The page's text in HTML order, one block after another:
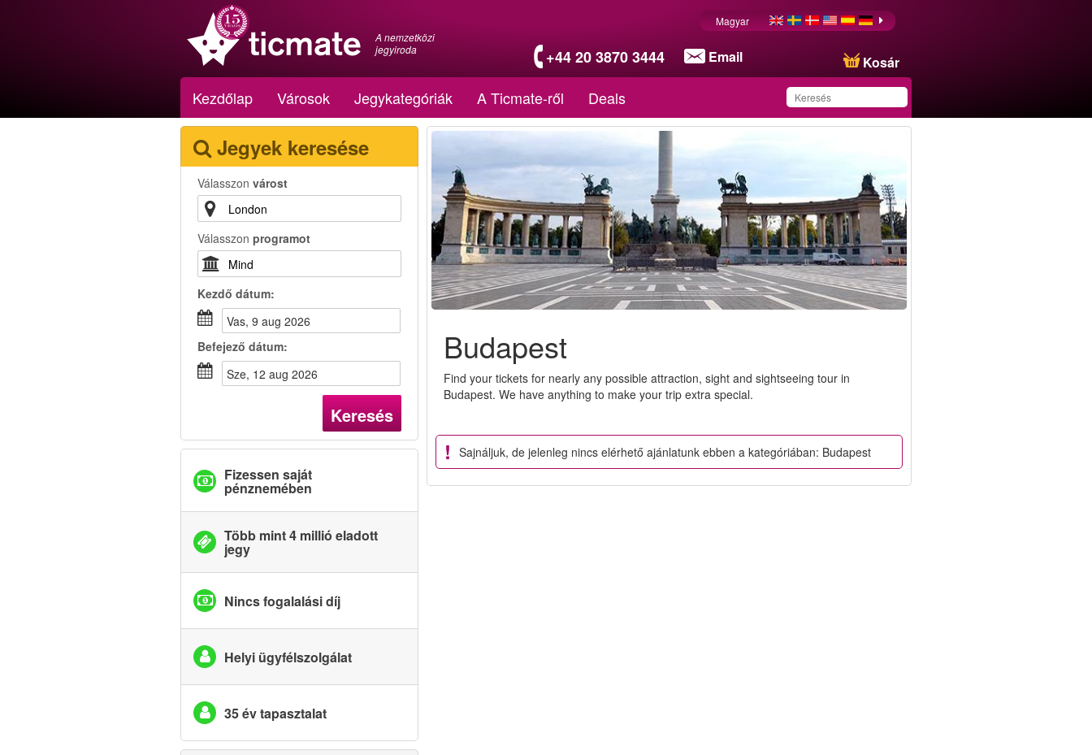
A nemzetközi
jegyiroda
+44 20 3870 3444 Email Kosár
Magyar
Kezdőlap Városok Jegykategóriák A Ticmate-ről Deals
Jegyek keresése
Válasszon várost
Válasszon programot
Kezdő dátum:
vas, 9 aug 2026
Befejező dátum:
sze, 12 aug 2026
Keresés
Fizessen saját
pénznemében
Több mint 4 millió eladott
jegy
Nincs fogalalási díj
Helyi ügyfélszolgálat
35 év tapasztalat
Budapest
Find your tickets for nearly any possible attraction, sight and sightseeing tour in
Budapest. We have anything to make your trip extra special.
Sajnáljuk, de jelenleg nincs elérhető ajánlatunk ebben a kategóriában: Budapest